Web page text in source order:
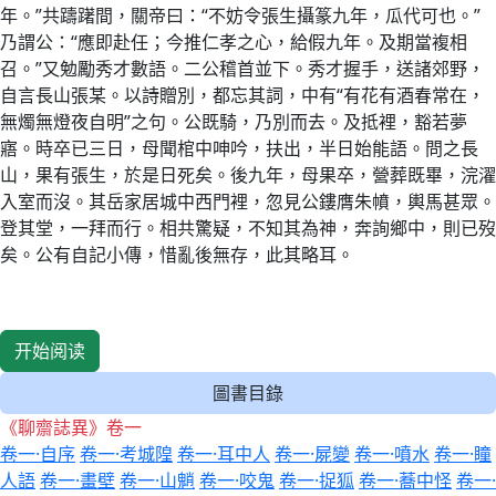
年。”共躊躇間，關帝曰：“不妨令張生攝篆九年，瓜代可也。”
乃謂公：“應即赴任；今推仁孝之心，給假九年。及期當複相
召。”又勉勵秀才數語。二公稽首並下。秀才握手，送諸郊野，
自言長山張某。以詩贈別，都忘其詞，中有“有花有酒春常在，
無燭無燈夜自明”之句。公既騎，乃別而去。及抵裡，豁若夢
寤。時卒已三日，母聞棺中呻吟，扶出，半日始能語。問之長
山，果有張生，於是日死矣。後九年，母果卒，營葬既畢，浣濯
入室而沒。其岳家居城中西門裡，忽見公鏤膺朱幩，輿馬甚眾。
登其堂，一拜而行。相共驚疑，不知其為神，奔詢鄉中，則已歿
矣。公有自記小傳，惜亂後無存，此其略耳。
开始阅读
圖書目錄
《聊齋誌異》卷一
卷一·自序卷一·考城隍 卷一·耳中人 卷一·屍變 卷一·噴水卷一·瞳
人語卷一·畫壁卷一·山魈 卷一·咬鬼卷一·捉狐卷一·蕎中怪卷一·